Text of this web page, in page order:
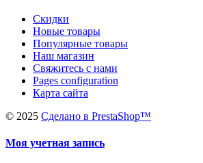
Скидки
Новые товары
Популярные товары
Наш магазин
Свяжитесь с нами
Pages configuration
Карта сайта
© 2025 Сделано в PrestaShop™
Моя учетная запись